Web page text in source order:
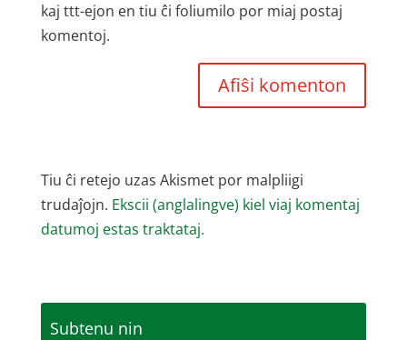
kaj ttt-ejon en tiu ĉi foliumilo por miaj postaj
komentoj.
Tiu ĉi retejo uzas Akismet por malpliigi
trudaĵojn. Ekscii (anglalingve) kiel viaj komentaj
datumoj estas traktataj.
Subtenu nin